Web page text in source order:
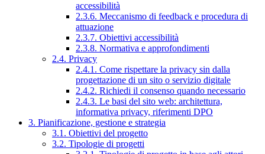
accessibilità
2.3.6. Meccanismo di feedback e procedura di
attuazione
2.3.7. Obiettivi accessibilità
2.3.8. Normativa e approfondimenti
2.4. Privacy
2.4.1. Come rispettare la privacy sin dalla
progettazione di un sito o servizio digitale
2.4.2. Richiedi il consenso quando necessario
2.4.3. Le basi del sito web: architettura,
informativa privacy, riferimenti DPO
3. Pianificazione, gestione e strategia
3.1. Obiettivi del progetto
3.2. Tipologie di progetti